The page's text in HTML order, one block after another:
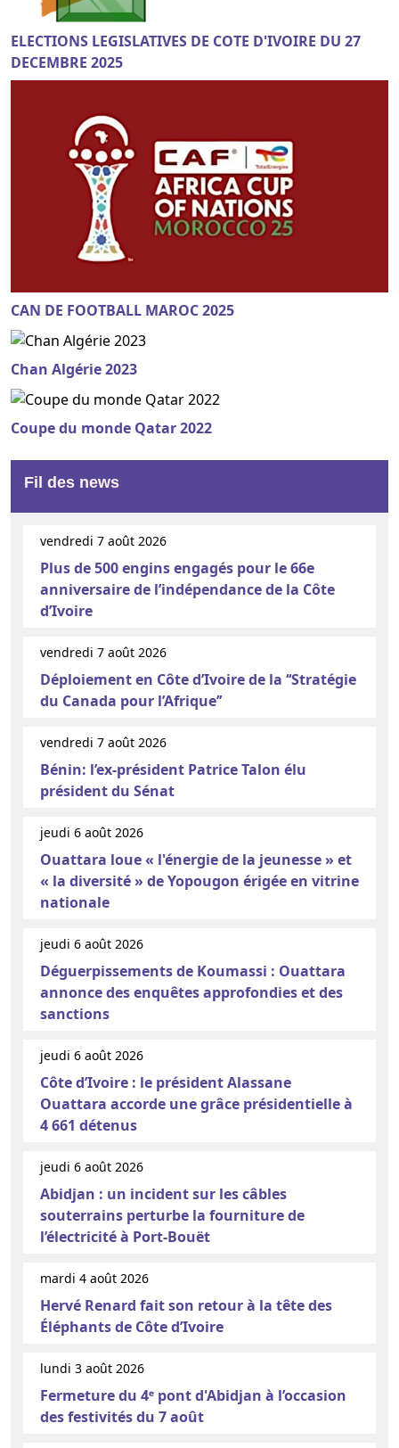
ELECTIONS LEGISLATIVES DE COTE D'IVOIRE DU 27
DECEMBRE 2025
CAN DE FOOTBALL MAROC 2025
Chan Algérie 2023
Coupe du monde Qatar 2022
Fil des news
vendredi 7 août 2026
Plus de 500 engins engagés pour le 66e
anniversaire de l’indépendance de la Côte
d’Ivoire
vendredi 7 août 2026
Déploiement en Côte d’Ivoire de la ‘‘Stratégie
du Canada pour l’Afrique’’
vendredi 7 août 2026
Bénin: l’ex-président Patrice Talon élu
président du Sénat
jeudi 6 août 2026
Ouattara loue « l'énergie de la jeunesse » et
« la diversité » de Yopougon érigée en vitrine
nationale
jeudi 6 août 2026
Déguerpissements de Koumassi : Ouattara
annonce des enquêtes approfondies et des
sanctions
jeudi 6 août 2026
Côte d’Ivoire : le président Alassane
Ouattara accorde une grâce présidentielle à
4 661 détenus
jeudi 6 août 2026
Abidjan : un incident sur les câbles
souterrains perturbe la fourniture de
l’électricité à Port-Bouët
mardi 4 août 2026
Hervé Renard fait son retour à la tête des
Éléphants de Côte d’Ivoire
lundi 3 août 2026
Fermeture du 4ᵉ pont d'Abidjan à l’occasion
des festivités du 7 août